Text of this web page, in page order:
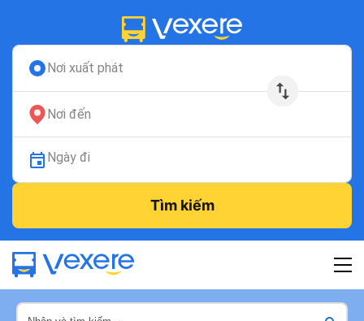
Nơi xuất phát
Nơi đến
Ngày đi
Tìm kiếm